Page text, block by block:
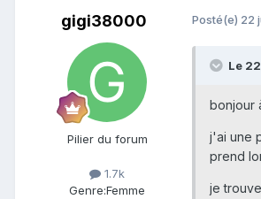
gigi38000
Pilier du forum
1.7k
Genre:Femme
Posté(e) 22
Le
bonjour
j'ai une
prend
je